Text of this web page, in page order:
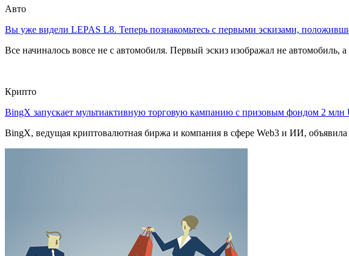
Авто
Вы уже видели LEPAS L8. Теперь познакомьтесь с первыми эскизами,
Все начиналось вовсе не с автомобиля. Первый эскиз изображал не
Крипто
BingX запускает мультиактивную торговую кампанию с призовым фондом 2
BingX, ведущая криптовалютная биржа и компания в сфере Web3 и ИИ,